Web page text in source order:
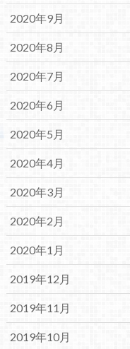
2020年9月
2020年8月
2020年7月
2020年6月
2020年5月
2020年4月
2020年3月
2020年2月
2020年1月
2019年12月
2019年11月
2019年10月